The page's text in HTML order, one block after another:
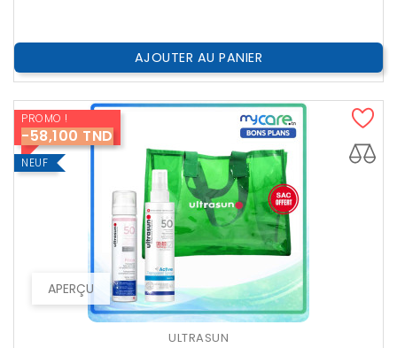
AJOUTER AU PANIER
APERÇU
PROMO !
-58,100 TND
NEUF
ULTRASUN